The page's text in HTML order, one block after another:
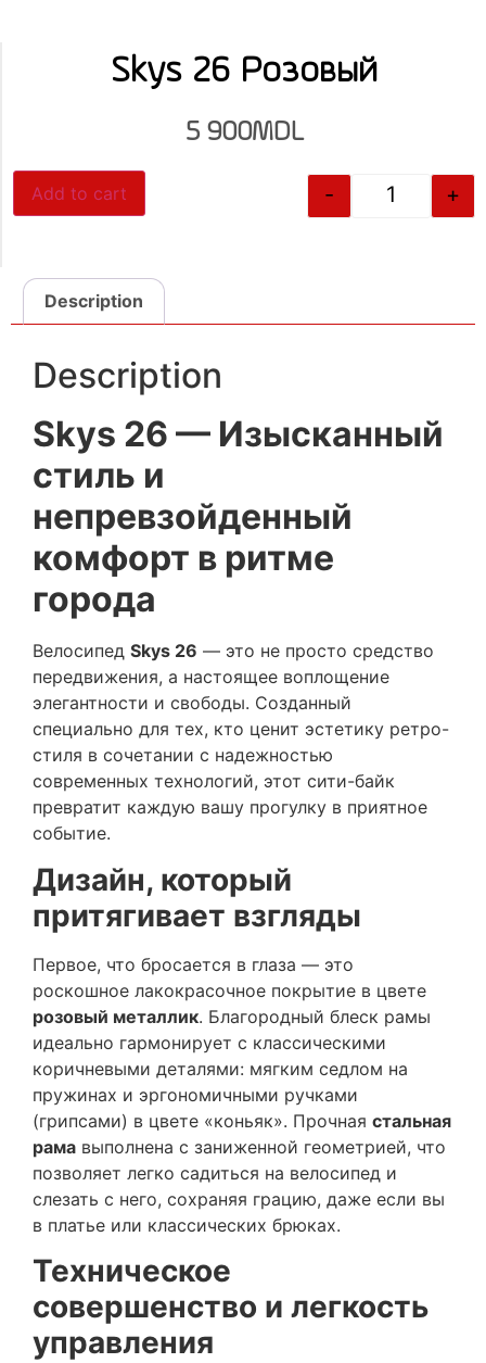
Skys 26 Розовый
5 900MDL
- +
Add to cart
Description
Description
Skys 26 — Изысканный
стиль и
непревзойденный
комфорт в ритме
города
Велосипед Skys 26 — это не просто средство
передвижения, а настоящее воплощение
элегантности и свободы. Созданный
специально для тех, кто ценит эстетику ретро-
стиля в сочетании с надежностью
современных технологий, этот сити-байк
превратит каждую вашу прогулку в приятное
событие.
Дизайн, который
притягивает взгляды
Первое, что бросается в глаза — это
роскошное лакокрасочное покрытие в цвете
розовый металлик. Благородный блеск рамы
идеально гармонирует с классическими
коричневыми деталями: мягким седлом на
пружинах и эргономичными ручками
(грипсами) в цвете «коньяк». Прочная стальная
рама выполнена с заниженной геометрией, что
позволяет легко садиться на велосипед и
слезать с него, сохраняя грацию, даже если вы
в платье или классических брюках.
Техническое
совершенство и легкость
управления